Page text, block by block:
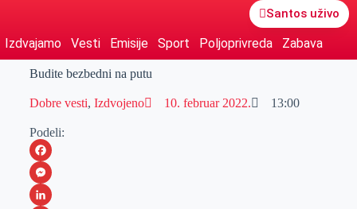
Santos uživo
Izdvajamo Vesti Emisije Sport Poljoprivreda Zabava
Budite bezbedni na putu
Dobre vesti, Izdvojeno 10. februar 2022. 13:00
Podeli:
F
aM